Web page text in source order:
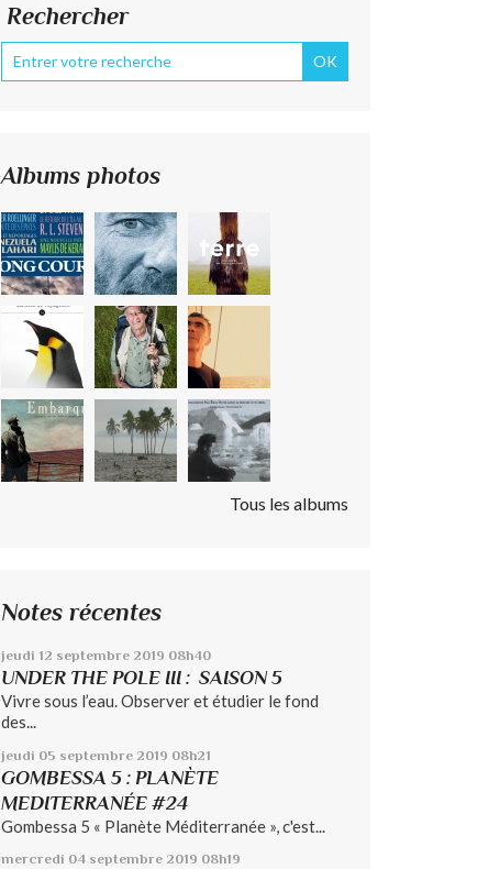
Rechercher
Albums photos
Tous les albums
Notes récentes
jeudi 12 septembre 2019 08h40
UNDER THE POLE III : SAISON 5
Vivre sous l’eau. Observer et étudier le fond
des...
jeudi 05 septembre 2019 08h21
GOMBESSA 5 : PLANÈTE
MEDITERRANÉE #24
Gombessa 5 « Planète Méditerranée », c'est...
mercredi 04 septembre 2019 08h19